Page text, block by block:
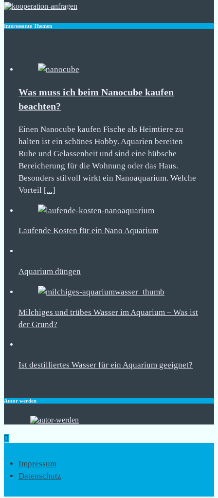
Interessante Themen
Was muss ich beim Nanocube kaufen
beachten?
Einen Nanocube kaufen Fische als Heimtiere zu
halten ist ein schönes Hobby. Aquarien bereiten
Ruhe und Gelassenheit und sind eine hübsche
Bereicherung für die Wohnung oder das Haus.
Besonders stilvoll wirkt ein Nanoaquarium. Welche
Vorteil [...]
Laufende Kosten für ein Nano Aquarium
Aquarium düngen
Milchiges und trübes Wasser im Aquarium – Was ist
der Grund?
Ist destilliertes Wasser für ein Aquarium geeignet?
Autor werden
Impressum
Datenschutz